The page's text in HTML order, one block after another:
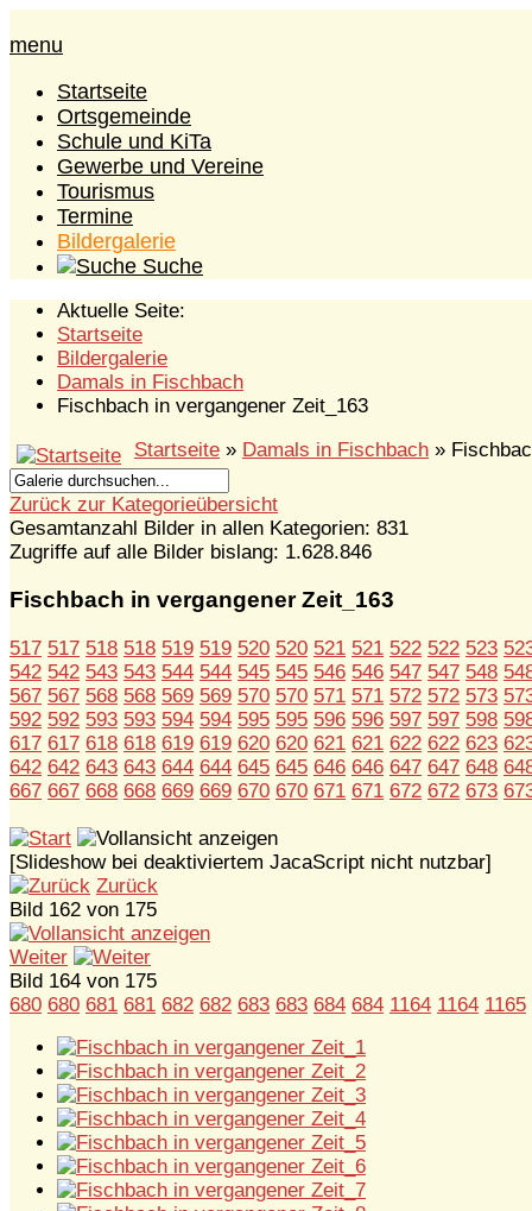
menu
Startseite
Ortsgemeinde
Schule und KiTa
Gewerbe und Vereine
Tourismus
Termine
Bildergalerie
Suche
Aktuelle Seite:
Startseite
Bildergalerie
Damals in Fischbach
Fischbach in vergangener Zeit_163
Startseite » Damals in Fischbach »
Zurück zur Kategorieübersicht
Gesamtanzahl Bilder in allen Kategorien: 831
Zugriffe auf alle Bilder bislang: 1.628.846
Fischbach in vergangener Zeit_163
517 517 518 518 519 519 520 520 521 521 522 522 523
542 542 543 543 544 544 545 545 546 546 547 547 548
567 567 568 568 569 569 570 570 571 571 572 572 573
592 592 593 593 594 594 595 595 596 596 597 597 598
617 617 618 618 619 619 620 620 621 621 622 622 623
642 642 643 643 644 644 645 645 646 646 647 647 648
667 667 668 668 669 669 670 670 671 671 672 672 673
[Slideshow bei deaktiviertem JacaScript nicht nutzbar]
Zurück
Bild 162 von 175
Weiter
Bild 164 von 175
680 680 681 681 682 682 683 683 684 684 1164 1164 1165